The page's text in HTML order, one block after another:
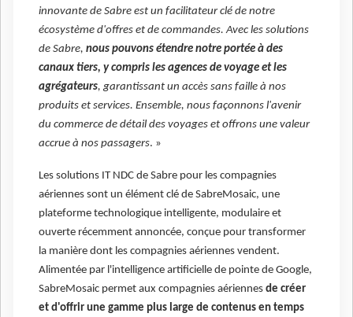
innovante de Sabre est un facilitateur clé de notre
écosystème d'offres et de commandes. Avec les solutions
de Sabre, nous pouvons étendre notre portée à des
canaux tiers, y compris les agences de voyage et les
agrégateurs, garantissant un accès sans faille à nos
produits et services. Ensemble, nous façonnons l'avenir
du commerce de détail des voyages et offrons une valeur
accrue à nos passagers. »
Les solutions IT NDC de Sabre pour les compagnies
aériennes sont un élément clé de SabreMosaic, une
plateforme technologique intelligente, modulaire et
ouverte récemment annoncée, conçue pour transformer
la manière dont les compagnies aériennes vendent.
Alimentée par l'intelligence artificielle de pointe de Google,
SabreMosaic permet aux compagnies aériennes de créer
et d'offrir une gamme plus large de contenus en temps